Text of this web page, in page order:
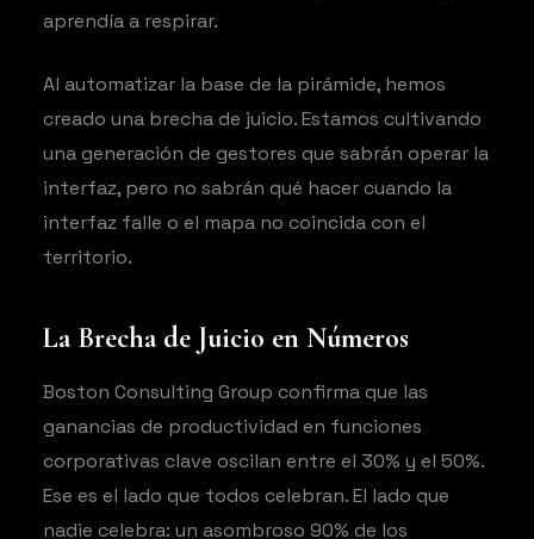
aprendía a respirar.
Al automatizar la base de la pirámide, hemos
creado una brecha de juicio. Estamos cultivando
una generación de gestores que sabrán operar la
interfaz, pero no sabrán qué hacer cuando la
interfaz falle o el mapa no coincida con el
territorio.
La Brecha de Juicio en Números
Boston Consulting Group confirma que las
ganancias de productividad en funciones
corporativas clave oscilan entre el 30% y el 50%.
Ese es el lado que todos celebran. El lado que
nadie celebra: un asombroso 90% de los